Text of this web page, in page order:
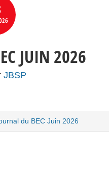
JUIN 2026
JBSP
du BEC Juin 2026